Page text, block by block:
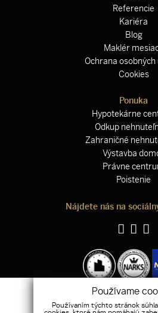
Používame
Používaním týchto stránok
Referencie
Kariéra
Blog
Maklér
Ochrana osobných
Cookies
Ponuka
Hypotekárne
Odkup
Zahraničné
Výstavba
Právne
Poistenie
Nájdete nás na